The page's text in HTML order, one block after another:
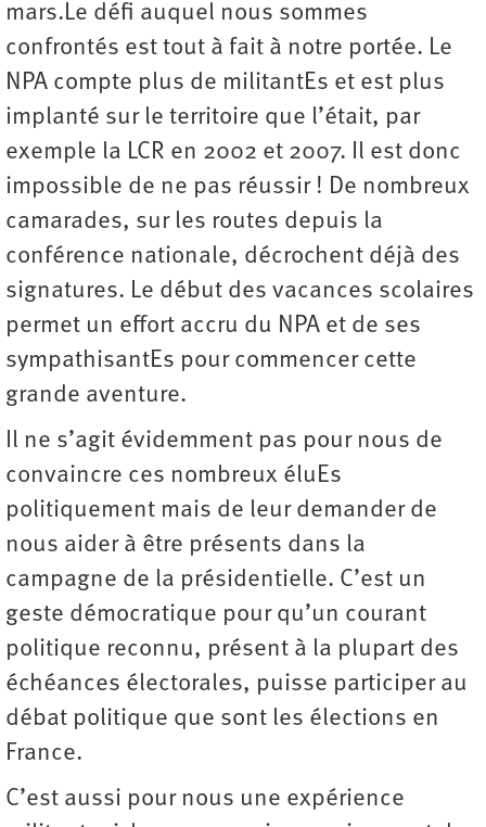
mars.Le défi auquel nous sommes
confrontés est tout à fait à notre portée. Le
NPA compte plus de militantEs et est plus
implanté sur le territoire que l’était, par
exemple la LCR en 2002 et 2007. Il est donc
impossible de ne pas réussir ! De nombreux
camarades, sur les routes depuis la
conférence nationale, décrochent déjà des
signatures. Le début des vacances scolaires
permet un effort accru du NPA et de ses
sympathisantEs pour commencer cette
grande aventure.
Il ne s’agit évidemment pas pour nous de
convaincre ces nombreux éluEs
politiquement mais de leur demander de
nous aider à être présents dans la
campagne de la présidentielle. C’est un
geste démocratique pour qu’un courant
politique reconnu, présent à la plupart des
échéances électorales, puisse participer au
débat politique que sont les élections en
France.
C’est aussi pour nous une expérience